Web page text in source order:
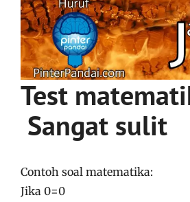
Test
Sangat sulit
Contoh soal matematika:
Jika 0=0